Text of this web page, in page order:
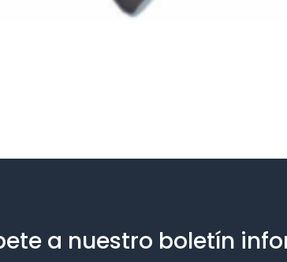
a nuestro boletín